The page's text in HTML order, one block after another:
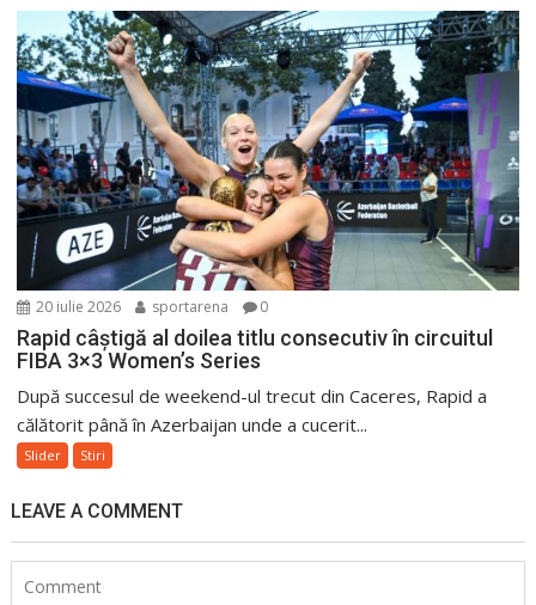
20 iulie 2026 sportarena 0
Rapid câștigă al doilea titlu consecutiv în circuitul
FIBA 3×3 Women’s Series
După succesul de weekend-ul trecut din Caceres, Rapid a
călătorit până în Azerbaijan unde a cucerit...
Slider Stiri
LEAVE A COMMENT